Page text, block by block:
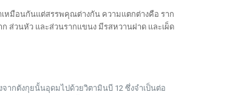
เหมือนกันแต่สรรพคุณต่างกัน ความแตกต่างคือ ราก
ส่วนหัว และส่วนรากแขนง มีรสหวานฝาด และเผ็ด
จากตังกุยนั้นอุดมไปด้วยวิตามินบี 12 ซึ่งจำเป็นต่อ